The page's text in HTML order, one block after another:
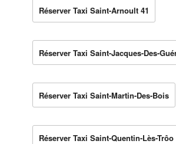
Réserver Taxi Saint-Arnoult 41
Réserver Taxi Saint-Jacques-Des-
Réserver Taxi Saint-Martin-Des-Bois
Réserver Taxi Saint-Quentin-Lès-Trôo